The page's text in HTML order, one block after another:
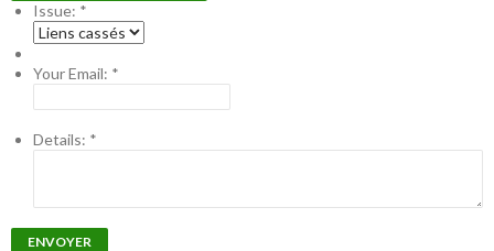
Issue: *
Your Email: *
Details: *
ENVOYER